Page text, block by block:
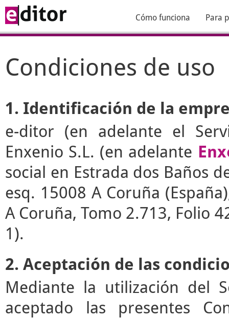
Cómo funciona Para
Condiciones de uso
1. Identificación de la
e-ditor (en adelante el
Enxenio S.L. (en adelante
social en Estrada dos Baños
esq. 15008 A Coruña
A Coruña, Tomo 2.713, Folio
1).
2. Aceptación de las
Mediante la utilización del
aceptado las presentes